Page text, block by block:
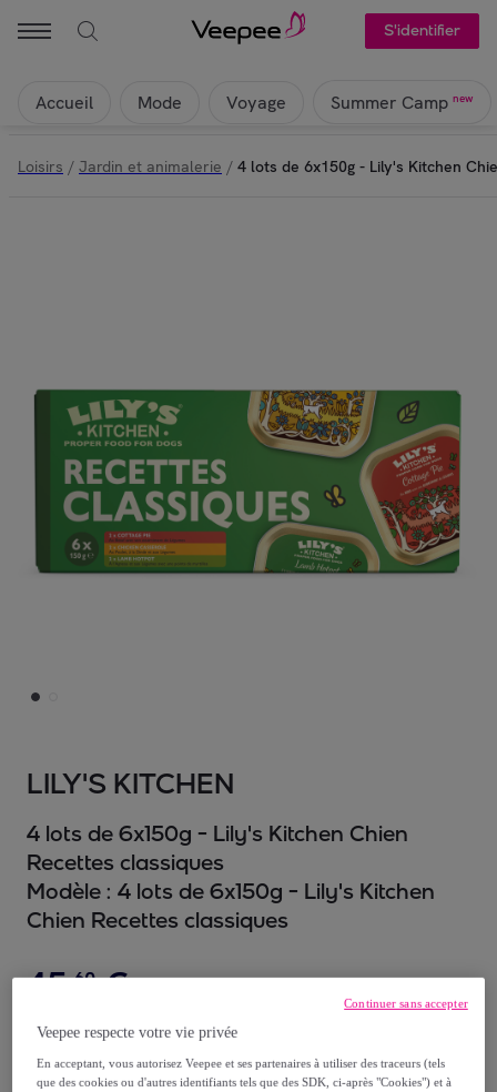
S'identifier
Accueil Mode Voyage Summer Camp new
Loisirs / Jardin et animalerie / 4 lots de 6x150g - Lily's Kitchen
LILY'S KITCHEN
4 lots de 6x150g - Lily's Kitchen Chien
Recettes classiques
Modèle : 4 lots de 6x150g - Lily's Kitchen
Chien Recettes classiques
45,60 €
Vendu parPURINA
Veepee respecte votre vie privée
En acceptant, vous autorisez Veepee et ses partenaires à utiliser des traceurs (tels
que des cookies ou d'autres identifiants tels que des SDK, ci-après "Cookies") et à
Continuer sans accepter